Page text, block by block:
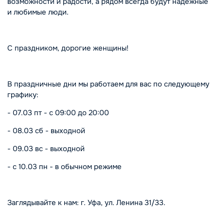
и любимые люди.
С праздником, дорогие женщины!
В праздничные дни мы работаем для вас по следующему
графику:
- 07.03 пт - с 09:00 до 20:00
- 08.03 сб - выходной
- 09.03 вс - выходной
- с 10.03 пн - в обычном режиме
Заглядывайте к нам: г. Уфа, ул. Ленина 31/33.